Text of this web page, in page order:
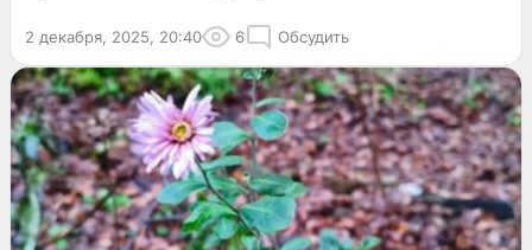
2 декабря, 2025, 20:40 6 Обсудить